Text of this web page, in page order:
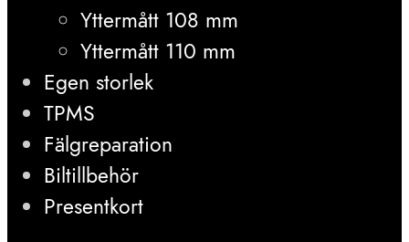
Yttermått 108 mm
Yttermått 110 mm
Egen storlek
TPMS
Fälgreparation
Biltillbehör
Presentkort